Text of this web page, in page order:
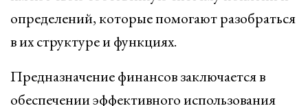
определений, которые помогают разобраться
в их структуре и функциях.
Предназначение финансов заключается в
обеспечении эффективного использования